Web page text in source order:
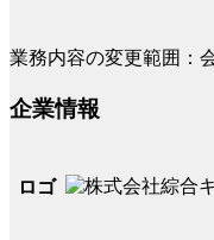
業務内容の変更範囲：
企業情報
ロゴ